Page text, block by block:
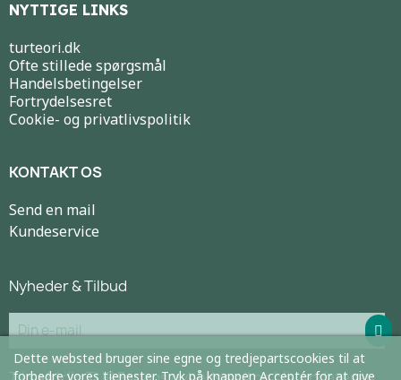
NYTTIGE LINKS
turteori.dk
Ofte stillede spørgsmål
Handelsbetingelser
Fortrydelsesret
Cookie- og privatlivspolitik
KONTAKT OS
Send en mail
Kundeservice
Nyheder & Tilbud
Dette websted bruger sine egne og tredjepartscookies til at
forbedre vores tjenester. Tryk på knappen Acceptér for at give